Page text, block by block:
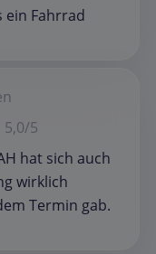
ein Fahrrad
5,0/5
hat sich auch
wirklich
Termin gab.